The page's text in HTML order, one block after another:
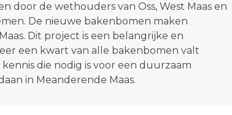
door de wethouders van Oss, West Maas en
De nieuwe bakenbomen maken
Dit project is een belangrijke en
een kwart van alle bakenbomen valt
die nodig is voor een duurzaam
in Meanderende Maas.